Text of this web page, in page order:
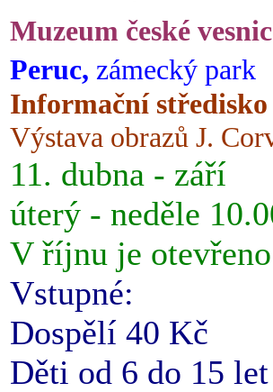
Muzeum české
Peruc, zámecký park
Informační středisko
Výstava obrazů J.
11. dubna - září
úterý - neděle
V říjnu je
Vstupné:
Dospělí 40 Kč
Děti od 6 do 15